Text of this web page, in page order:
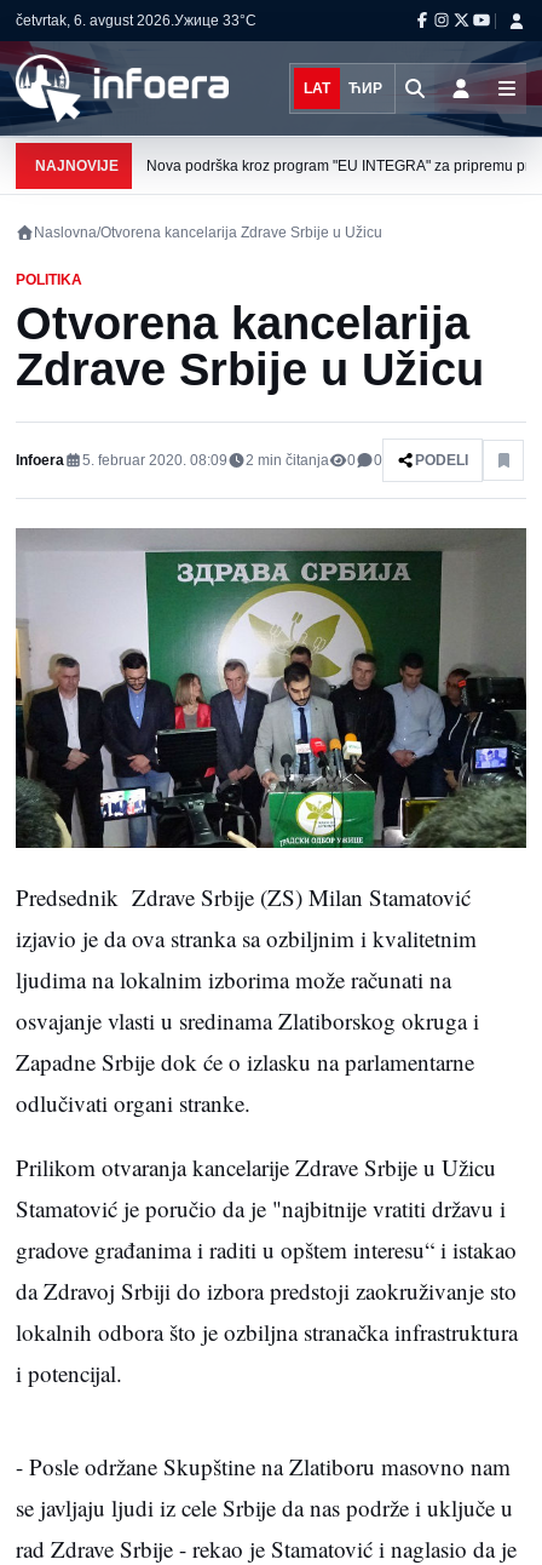
četvrtak, 6. avgust 2026.Ужице 33°C
LAT ЋИР
NAJNOVIJE Nova podrška kroz program "EU INTEGRA" za pripremu
Naslovna/Otvorena kancelarija Zdrave Srbije u Užicu
POLITIKA
Otvorena kancelarija
Zdrave Srbije u Užicu
Infoera 5. februar 2020. 08:09 2 min čitanja 0 0 PODELI
Predsednik Zdrave Srbije (ZS) Milan Stamatović
izjavio je da ova stranka sa ozbiljnim i kvalitetnim
ljudima na lokalnim izborima može računati na
osvajanje vlasti u sredinama Zlatiborskog okruga i
Zapadne Srbije dok će o izlasku na parlamentarne
odlučivati organi stranke.
Prilikom otvaranja kancelarije Zdrave Srbije u Užicu
Stamatović je poručio da je "najbitnije vratiti državu i
gradove građanima i raditi u opštem interesu“ i istakao
da Zdravoj Srbiji do izbora predstoji zaokruživanje sto
lokalnih odbora što je ozbiljna stranačka infrastruktura
i potencijal.
- Posle održane Skupštine na Zlatiboru masovno nam
se javljaju ljudi iz cele Srbije da nas podrže i uključe u
rad Zdrave Srbije - rekao je Stamatović i naglasio da je